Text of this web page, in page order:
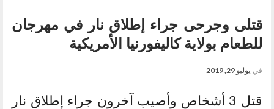
قتلى وجرحى جراء إطلاق نار في مهرجان
للطعام بولاية كاليفورنيا الأمريكية
في يوليو 29, 2019
قتل 3 أشخاص وأصيب آخرون جراء إطلاق نار